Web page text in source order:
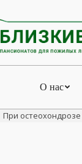
О нас
При остеохондрозе